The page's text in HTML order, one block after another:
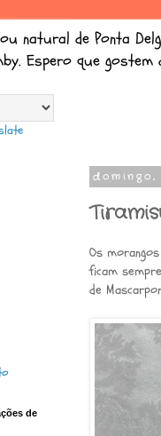
natural de Ponta
Espero que
Os
ficam
de
de